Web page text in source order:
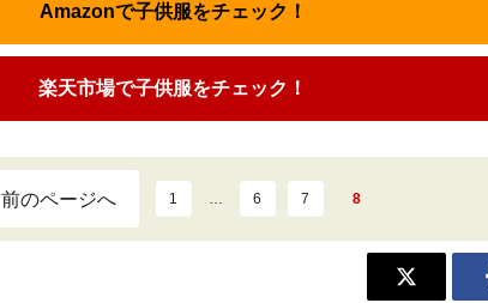
Amazonで子供服をチェック！
楽天市場で子供服をチェック！
前のページへ 1 … 6 7 8